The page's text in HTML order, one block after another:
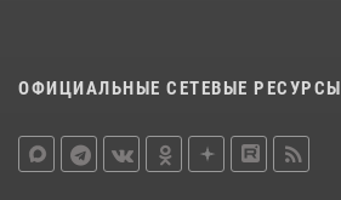
ОФИЦИАЛЬНЫЕ СЕТЕВЫЕ РЕСУРСЫ